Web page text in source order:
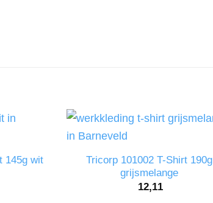
145g wit
Tricorp 101002 T-Shirt 190g
grijsmelange
12,11